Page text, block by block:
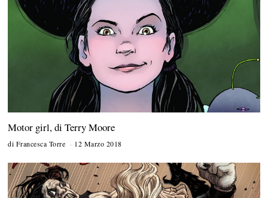
2
0
Motor girl, di Terry Moore
di Francesca Torre 12 Marzo 2018
M
a
r
z